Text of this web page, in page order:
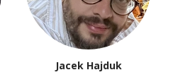
Jacek Hajduk